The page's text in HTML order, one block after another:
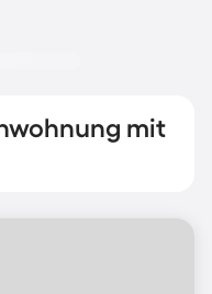
mit